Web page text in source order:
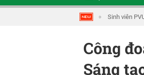
Sinh viên
Công
Sáng